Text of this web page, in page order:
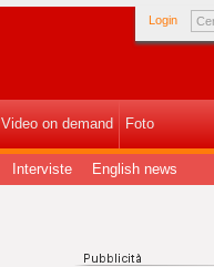
Login
Video on demand Foto
Interviste English news